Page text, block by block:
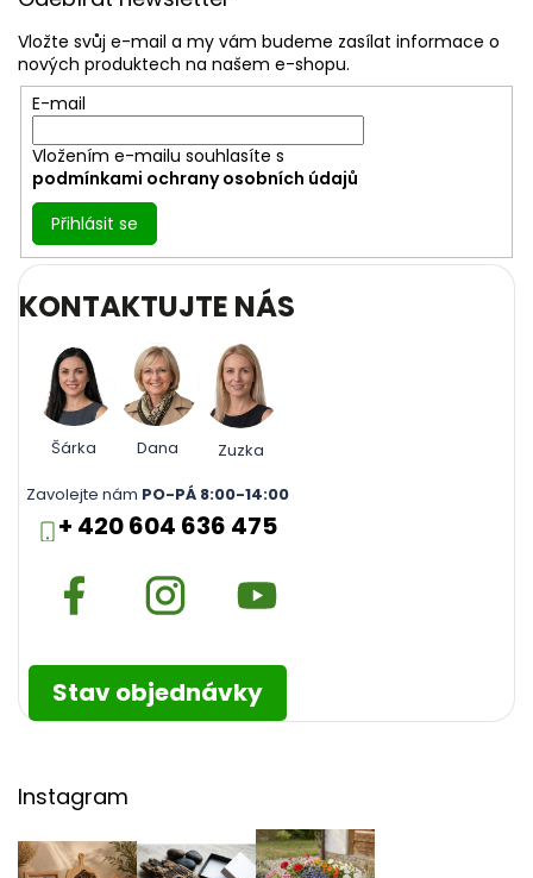
Vložte svůj e-mail a my vám budeme zasílat informace o
nových produktech na našem e-shopu.
E-mail
Vložením e-mailu souhlasíte s
podmínkami ochrany osobních údajů
Přihlásit se
KONTAKTUJTE NÁS
Šárka Dana
Zuzka
Zavolejte nám PO-PÁ 8:00-14:00
+ 420 604 636 475
Stav objednávky
Instagram